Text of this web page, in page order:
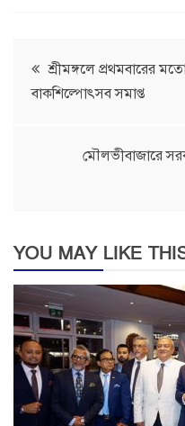
Post
navigation
শ্রীমঙ্গলে প্রথমবারের
বাকশিল্পোৎসব সমাপ্ত
মৌলভীবাজারে
YOU MAY LIKE